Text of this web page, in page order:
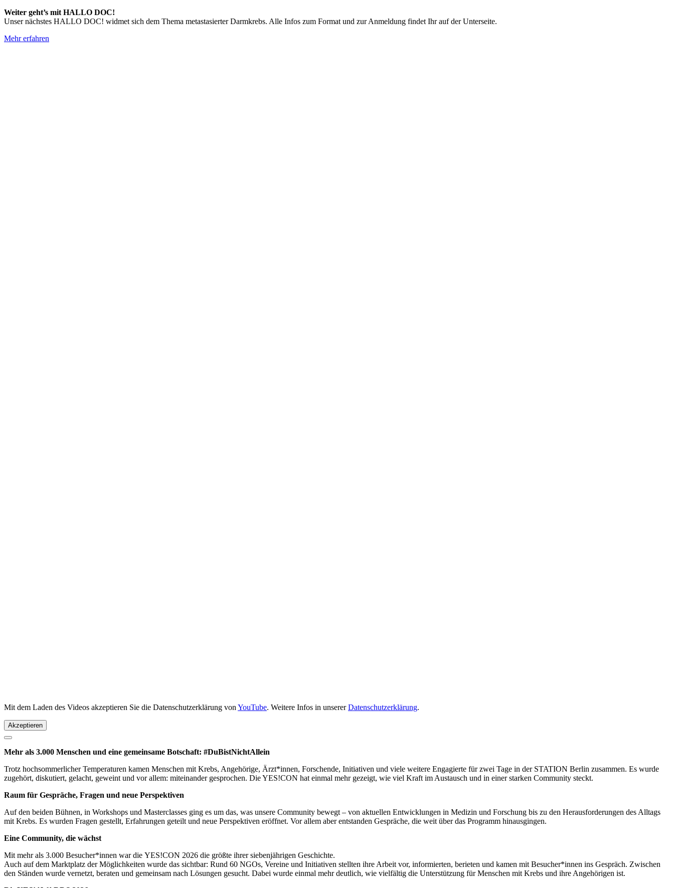
Weiter geht’s mit HALLO DOC!
Unser nächstes HALLO DOC! widmet sich dem Thema metastasierter Darmkrebs. Alle Infos zum Format und zur Anmeldung findet Ihr auf der Unterseite.
Mehr erfahren
Mit dem Laden des Videos akzeptieren Sie die Datenschutzerklärung von YouTube. Weitere Infos in unsererDatenschutzerklärung.
Akzeptieren
Mehr als 3.000 Menschen und eine gemeinsame Botschaft: #DuBistNichtAllein
Trotz hochsommerlicher Temperaturen kamen Menschen mit Krebs, Angehörige, Ärzt*innen, Forschende, Initiativen und viele weitere Engagierte für zwei Tage in der STATION Berlin zusammen. Es wurde
zugehört, diskutiert, gelacht, geweint und vor allem: miteinander gesprochen. Die YES!CON hat einmal mehr gezeigt, wie viel Kraft im Austausch und in einer starken Community steckt.
Raum für Gespräche, Fragen und neue Perspektiven
Auf den beiden Bühnen, in Workshops und Masterclasses ging es um das, was unsere Community bewegt – von aktuellen Entwicklungen in Medizin und Forschung bis zu den Herausforderungen des Alltags
mit Krebs. Es wurden Fragen gestellt, Erfahrungen geteilt und neue Perspektiven eröffnet. Vor allem aber entstanden Gespräche, die weit über das Programm hinausgingen.
Eine Community, die wächst
Mit mehr als 3.000 Besucher*innen war die YES!CON 2026 die größte ihrer siebenjährigen Geschichte.
Auch auf dem Marktplatz der Möglichkeiten wurde das sichtbar: Rund 60 NGOs, Vereine und Initiativen stellten ihre Arbeit vor, informierten, berieten und kamen mit Besucher*innen ins Gespräch. Zwischen
den Ständen wurde vernetzt, beraten und gemeinsam nach Lösungen gesucht. Dabei wurde einmal mehr deutlich, wie vielfältig die Unterstützung für Menschen mit Krebs und ihre Angehörigen ist.